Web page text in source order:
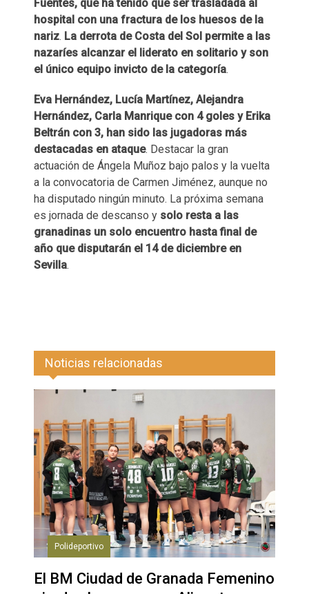
Fuentes, que ha tenido que ser trasladada al
hospital con una fractura de los huesos de la
nariz. La derrota de Costa del Sol permite a las
nazaríes alcanzar el liderato en solitario y son
el único equipo invicto de la categoría.​
Eva Hernández, Lucía Martínez, Alejandra
Hernández, Carla Manrique con 4 goles y Erika
Beltrán con 3, han sido las jugadoras más
destacadas en ataque. Destacar la gran
actuación de Ángela Muñoz bajo palos y la vuelta
a la convocatoria de Carmen Jiménez, aunque no
ha disputado ningún minuto. La próxima semana
es jornada de descanso y solo resta a las
granadinas un solo encuentro hasta final de
año que disputarán el 14 de diciembre en
Sevilla.
Noticias relacionadas
Polideportivo
El BM Ciudad de Granada Femenino